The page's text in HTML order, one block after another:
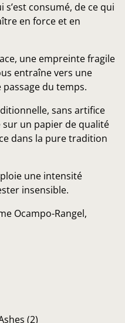
s’est consumé, de ce qui
en force et en
une empreinte fragile
entraîne vers une
du temps.
sans artifice
un papier de qualité
dans la pure tradition
une intensité
insensible.
Ocampo-Rangel,
Ashes (2)